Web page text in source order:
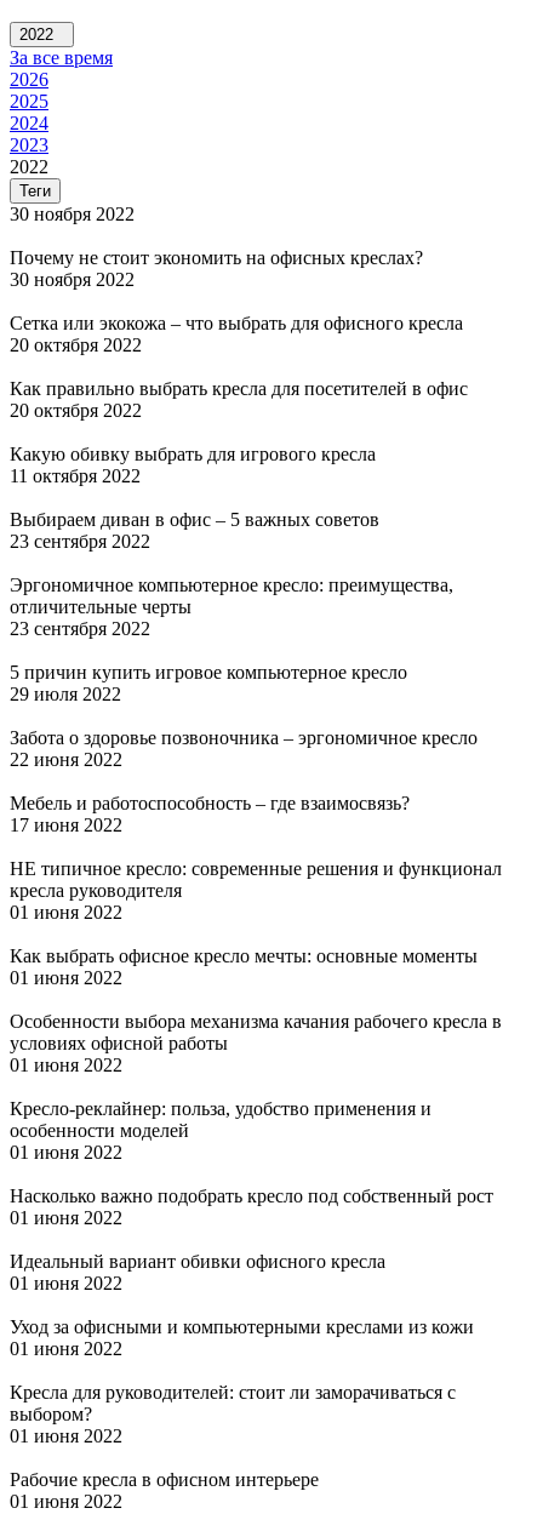
2022
За все время
2026
2025
2024
2023
2022
Теги
30 ноября 2022
Почему не стоит экономить на офисных креслах?
30 ноября 2022
Сетка или экокожа – что выбрать для офисного кресла
20 октября 2022
Как правильно выбрать кресла для посетителей в офис
20 октября 2022
Какую обивку выбрать для игрового кресла
11 октября 2022
Выбираем диван в офис – 5 важных советов
23 сентября 2022
Эргономичное компьютерное кресло: преимущества,
отличительные черты
23 сентября 2022
5 причин купить игровое компьютерное кресло
29 июля 2022
Забота о здоровье позвоночника – эргономичное кресло
22 июня 2022
Мебель и работоспособность – где взаимосвязь?
17 июня 2022
НЕ типичное кресло: современные решения и функционал
кресла руководителя
01 июня 2022
Как выбрать офисное кресло мечты: основные моменты
01 июня 2022
Особенности выбора механизма качания рабочего кресла в
условиях офисной работы
01 июня 2022
Кресло-реклайнер: польза, удобство применения и
особенности моделей
01 июня 2022
Насколько важно подобрать кресло под собственный рост
01 июня 2022
Идеальный вариант обивки офисного кресла
01 июня 2022
Уход за офисными и компьютерными креслами из кожи
01 июня 2022
Кресла для руководителей: стоит ли заморачиваться с
выбором?
01 июня 2022
Рабочие кресла в офисном интерьере
01 июня 2022